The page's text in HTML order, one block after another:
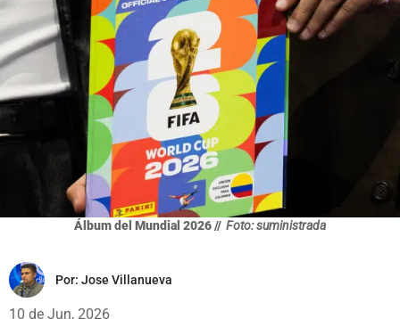
Álbum del Mundial 2026 // Foto: suministrada
Por: Jose Villanueva
10 de Jun, 2026